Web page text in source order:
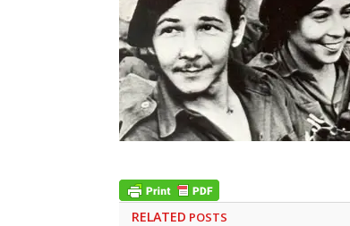
RELATED POSTS